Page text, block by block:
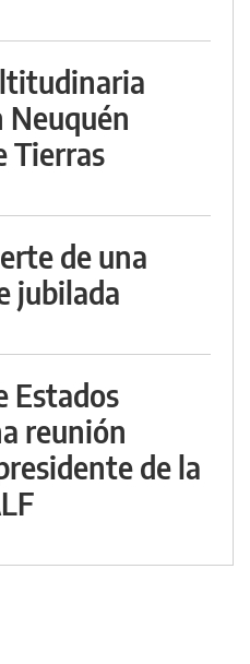
Tierras
de una
jubilada
Estados
reunión
de la